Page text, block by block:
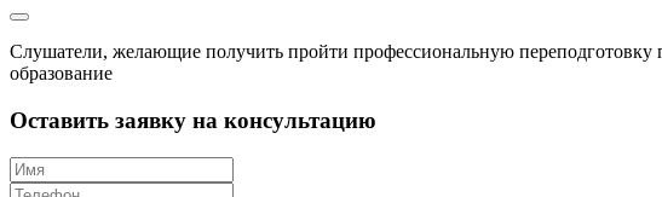
Слушатели, желающие получить пройти профессиональную
образование
Оставить заявку на консультацию